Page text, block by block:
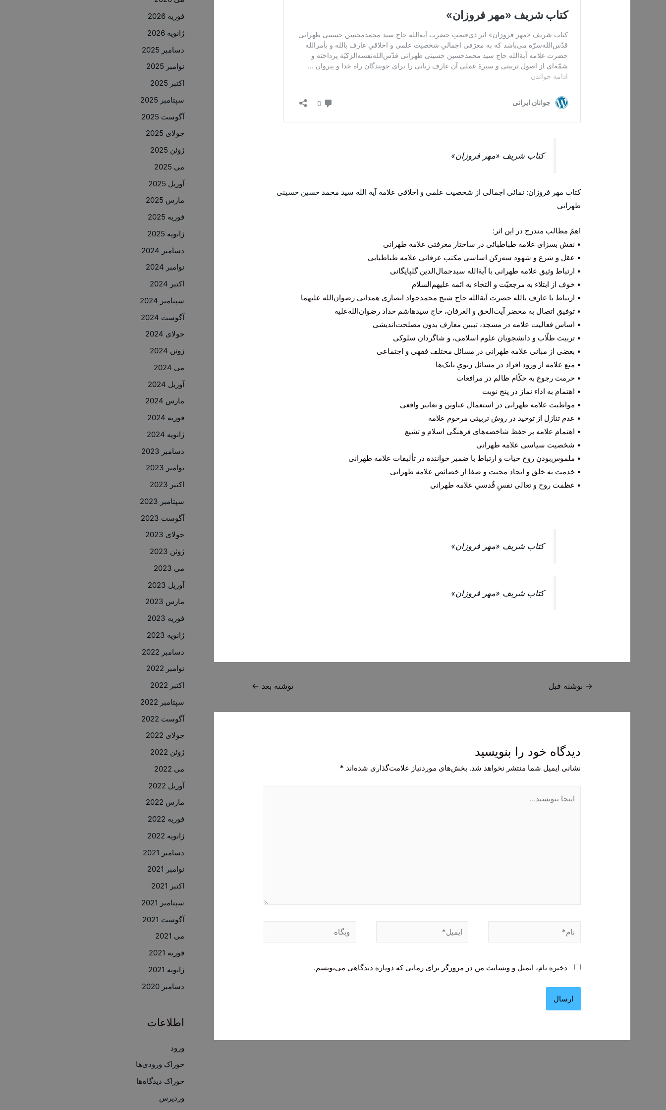
کتاب شریف «مهر فروزان»
کتاب مهر فروزان: نمائی اجمالی از شخصیت علمی و اخلاقی علامه آیة الله سید محمد حسین حسینی
طهرانی
اهمّ مطالب مندرج در این اثر:
• نقش بسزای علامه طباطبائی در ساختار معرفتی علامه طهرانی
• عقل و شرع و شهود سه‌رکن اساسی مکتب عرفانی علامه طباطبایی
• ارتباط وثیق علامه طهرانی با آیة‌الله سیدجمال‌الدین گلپایگانی
• خوف از ابتلاء به مرجعیّت و التجاء به ائمه علیهم‌السلام
• ارتباط با عارف بالله حضرت آیة‌الله حاج شیخ محمد‌جواد انصاری همدانی رضوان‌الله علیهما
• توفیق اتصال به محضر آیت‌الحق و العرفان، حاج سیدهاشم حداد رضوان‌الله‌علیه
• اساس فعالیت‌ علامه در مسجد، تببین معارف بدون مصلحت‌اندیشی‌
• تربیت طلّاب و دانشجویان علوم اسلامی، و شاگردان سلوکی
• بعضی از مبانی علامه طهرانی در مسائل مختلف فقهی و اجتماعی
• منع علامه از ورود افراد در مسائل ربویِ بانک‌ها
• حرمت رجوع به حکّام ظالم در مرافعات
• اهتمام به اداء نماز در پنج نوبت
• مواظبت علامه طهرانی در استعمال عناوین و تعابیر واقعی
• عدم تنازل از توحید در روش تربیتی مرحوم علامه
• اهتمام علامه بر حفظ شاخصه‌های فرهنگی اسلام و تشیع
• شخصیت سیاسی علامه طهرانی
• ملموس‌بودنِ روح حیات و ارتباط با ضمیر خواننده در تألیفات علامه طهرانی
• خدمت به خلق و ایجاد محبت و صفا از خصائص علامه طهرانی
• عظمت روح و تعالی نفسِ قُدسیِ علامه طهرانی
کتاب شریف «مهر فروزان»
کتاب شریف «مهر فروزان»
راهبری
→ نوشته قبل نوشته بعد ←
دیدگاه‌ خود را بنویسید
نشانی ایمیل شما منتشر نخواهد شد. بخش‌های موردنیاز علامت‌گذاری شده‌اند *
بنویسید…
نام* ایمیل* وبگاه
ذخیره نام، ایمیل و وبسایت من در مرورگر برای زمانی که دوباره دیدگاهی می‌نویسم.
فوریه 2026
ژانویه 2026
دسامبر 2025
نوامبر 2025
اکتبر 2025
سپتامبر 2025
آگوست 2025
جولای 2025
ژوئن 2025
می 2025
آوریل 2025
مارس 2025
فوریه 2025
ژانویه 2025
دسامبر 2024
نوامبر 2024
اکتبر 2024
سپتامبر 2024
آگوست 2024
جولای 2024
ژوئن 2024
می 2024
آوریل 2024
مارس 2024
فوریه 2024
ژانویه 2024
دسامبر 2023
نوامبر 2023
اکتبر 2023
سپتامبر 2023
آگوست 2023
جولای 2023
ژوئن 2023
می 2023
آوریل 2023
مارس 2023
فوریه 2023
ژانویه 2023
دسامبر 2022
نوامبر 2022
اکتبر 2022
سپتامبر 2022
آگوست 2022
جولای 2022
ژوئن 2022
می 2022
آوریل 2022
مارس 2022
فوریه 2022
ژانویه 2022
دسامبر 2021
نوامبر 2021
اکتبر 2021
سپتامبر 2021
آگوست 2021
می 2021
فوریه 2021
ژانویه 2021
دسامبر 2020
اطلاعات
ورود
خوراک ورودی‌ها
خوراک دیدگاه‌ها
وردپرس